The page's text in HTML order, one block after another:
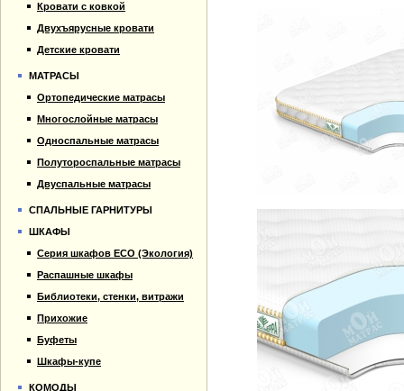
Кровати с ковкой
Двухъярусные кровати
Детские кровати
МАТРАСЫ
Ортопедические матрасы
Многослойные матрасы
Односпальные матрасы
Полутороспальные матрасы
Двуспальные матрасы
СПАЛЬНЫЕ ГАРНИТУРЫ
ШКАФЫ
Серия шкафов ECO (Экология)
Распашные шкафы
Библиотеки, стенки, витражи
Прихожие
Буфеты
Шкафы-купе
КОМОДЫ